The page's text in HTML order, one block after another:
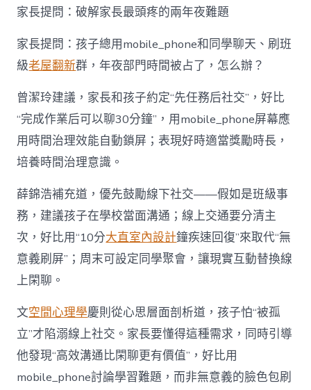
家長提問：破解家長最頭疼的兩年夜難題
家長提問：孩子總用mobile_phone和同學聊天、刷班
級老屋翻新群，年夜部門時間被占了，怎么辦？
曾潔玲建議，家長和孩子約定“先任務后社交”，好比
“完成作業后可以聊30分鐘”，用mobile_phone屏幕應
用時間治理效能自動鎖屏；表現好時適當獎勵時長，
培養時間治理意識。
薛錦浩補充道，優先鼓勵線下社交——假如是班級事
務，建議孩子在學校當面溝通；線上交通要分清主
次，好比用“10分大直室內設計鐘疾速回復”來取代“無
意義刷屏”；周末可設定同學聚會，讓現實互動替換線
上閑聊。
文空間心理學慶則從心思層面剖析道，孩子怕“被孤
立”才陷溺線上社交。家長要懂得這種需求，同時引導
他發現“高效溝通比閑聊更有價值”，好比用
mobile_phone討論學習難題，而非無意義的臉色包刷